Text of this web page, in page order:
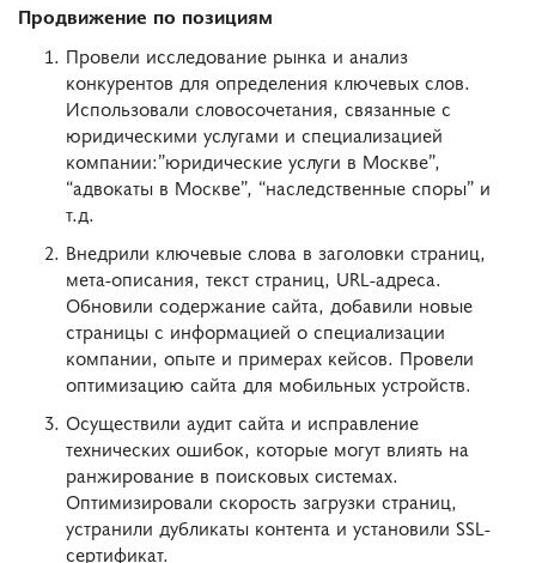
Продвижение по позициям
Провели исследование рынка и анализ
конкурентов для определения ключевых слов.
Использовали словосочетания, связанные с
юридическими услугами и специализацией
компании:”юридические услуги в Москве”,
“адвокаты в Москве”, “наследственные споры” и
т.д.
Внедрили ключевые слова в заголовки страниц,
мета-описания, текст страниц, URL-адреса.
Обновили содержание сайта, добавили новые
страницы с информацией о специализации
компании, опыте и примерах кейсов. Провели
оптимизацию сайта для мобильных устройств.
Осуществили аудит сайта и исправление
технических ошибок, которые могут влиять на
ранжирование в поисковых системах.
Оптимизировали скорость загрузки страниц,
устранили дубликаты контента и установили SSL-
сертификат.